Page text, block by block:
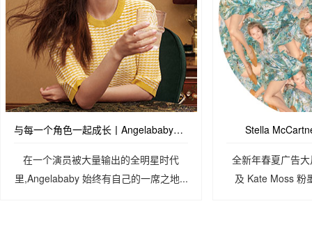
与每一个角色一起成长丨Angelababy复古风登时尚刊物
在一个演员被大量输出的全明星时代
里,Angelababy 始终有自己的一席之地...
Stella
全新年春夏广告
及 Kate Moss 粉